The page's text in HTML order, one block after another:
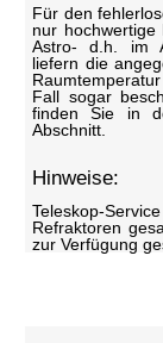
Für den
nur hochwertige
Astro- d.h. im
liefern die
Fall sogar
finden Sie in
Abschnitt.
Hinweise:
Teleskop-
Refraktoren
zur Verfügung